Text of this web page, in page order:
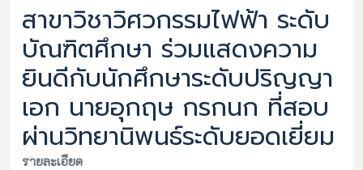
สาขาวิชาวิศวกรรมไฟฟ้า ระดับ
บัณฑิตศึกษา ร่วมแสดงความ
ยินดีกับนักศึกษาระดับปริญญา
เอก นายอุกฤษ กรกนก ที่สอบ
ผ่านวิทยานิพนธ์ระดับยอดเยี่ยม
รายละเอียด